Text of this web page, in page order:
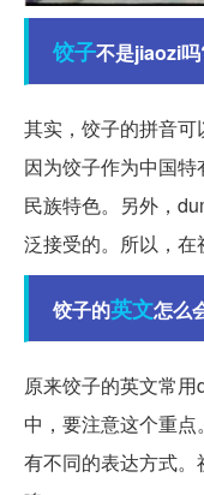
饺子不是jiaozi
其实，饺子的拼音
因为饺子作为中国
民族特色。另外，
泛接受的。所以，在
饺子的英文怎么
原来饺子的英文常
中，要注意这个重
有不同的表达方式